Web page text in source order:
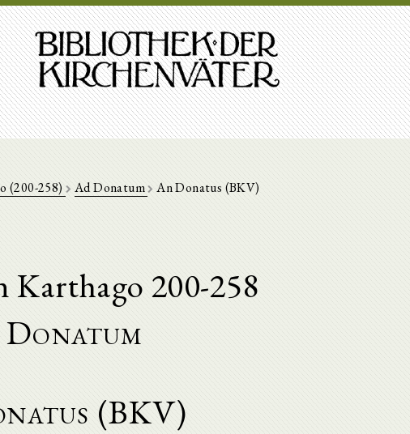
(200-258) Ad Donatum An Donatus (BKV)
Karthago 200-258
(BKV)